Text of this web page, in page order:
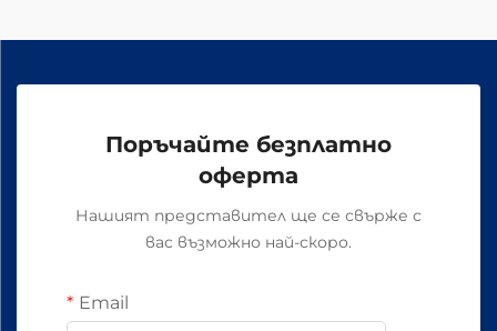
Поръчайте безплатно
оферта
Нашият представител ще се свърже с
вас възможно най-скоро.
Email